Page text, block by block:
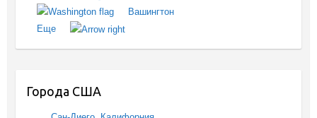
Вашингтон
Еще
Города США